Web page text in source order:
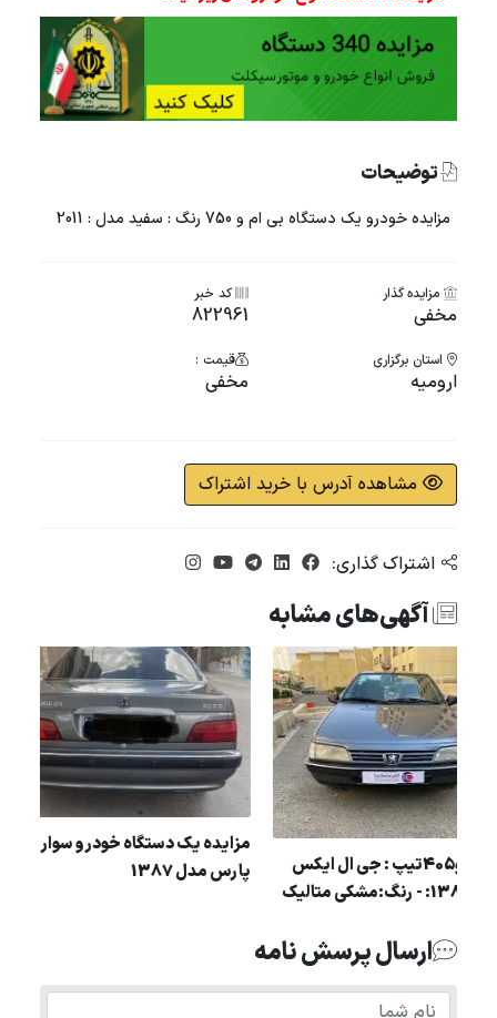
توضیحات
مزایده خودرو یک دستگاه بی ام و 750 رنگ : سفید مدل : 2011
مزایده گذار
مخفی
کد خبر
822961
استان برگزاری
ارومیه
قیمت :
مخفی
مشاهده آدرس با خرید اشتراک
اشتراک گذاری:
آگهی‌های مشابه
مزایده یک دستگاه
پارس مدل 1387
مزایده پژو405تیپ : جی ال ایکس
ای مدل 1383: - رنگ:مشکی متالیک
ارسال پرسش نامه